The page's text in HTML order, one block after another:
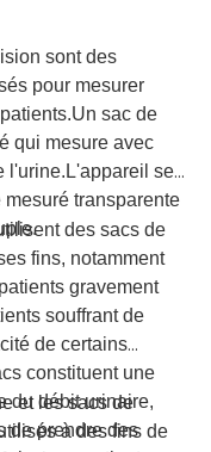
sont des
pour mesurer
sac de
qui mesure avec
l'urine.L'appareil se
transparente
des sacs de
fins, notamment
gravement
souffrant de
de certains
constituent une
du débit urinaire,
de prendre des
et les sacs de
à des fins de